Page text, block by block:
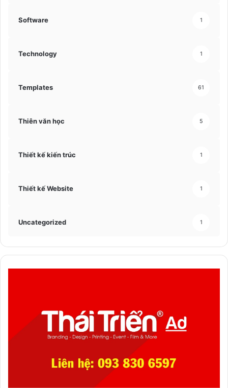
Software 1
Technology 1
Templates 61
Thiên văn học 5
Thiết kế kiến trúc 1
Thiết kế Website 1
Uncategorized 1